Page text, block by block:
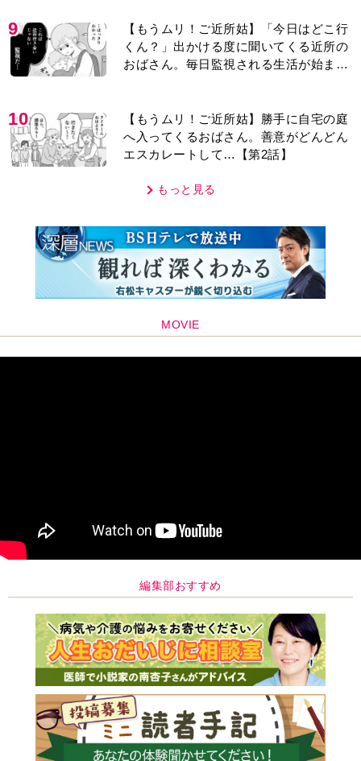
9
【もうムリ！ご近所姑】「今日はどこ行
くん？」出かける度に聞いてくる近所の
おばさん。毎日監視される生活が始ま
10
【もうムリ！ご近所姑】勝手に自宅の庭
へ入ってくるおばさん。善意がどんどん
エスカレートして…【第2話】
もっと見る
MOVIE
編集部おすすめ